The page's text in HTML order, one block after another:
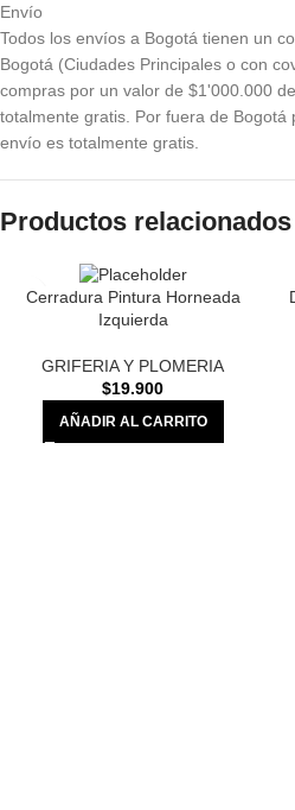
Envío
Todos los envíos a Bogotá tienen un
Bogotá (Ciudades Principales o con
compras por un valor de $1'000.000
totalmente gratis. Por fuera de
envío es totalmente gratis.
Productos relacionados
Cerradura Pintura Horneada
Izquierda
GRIFERIA Y PLOMERIA
$19.900
AÑADIR AL CARRITO